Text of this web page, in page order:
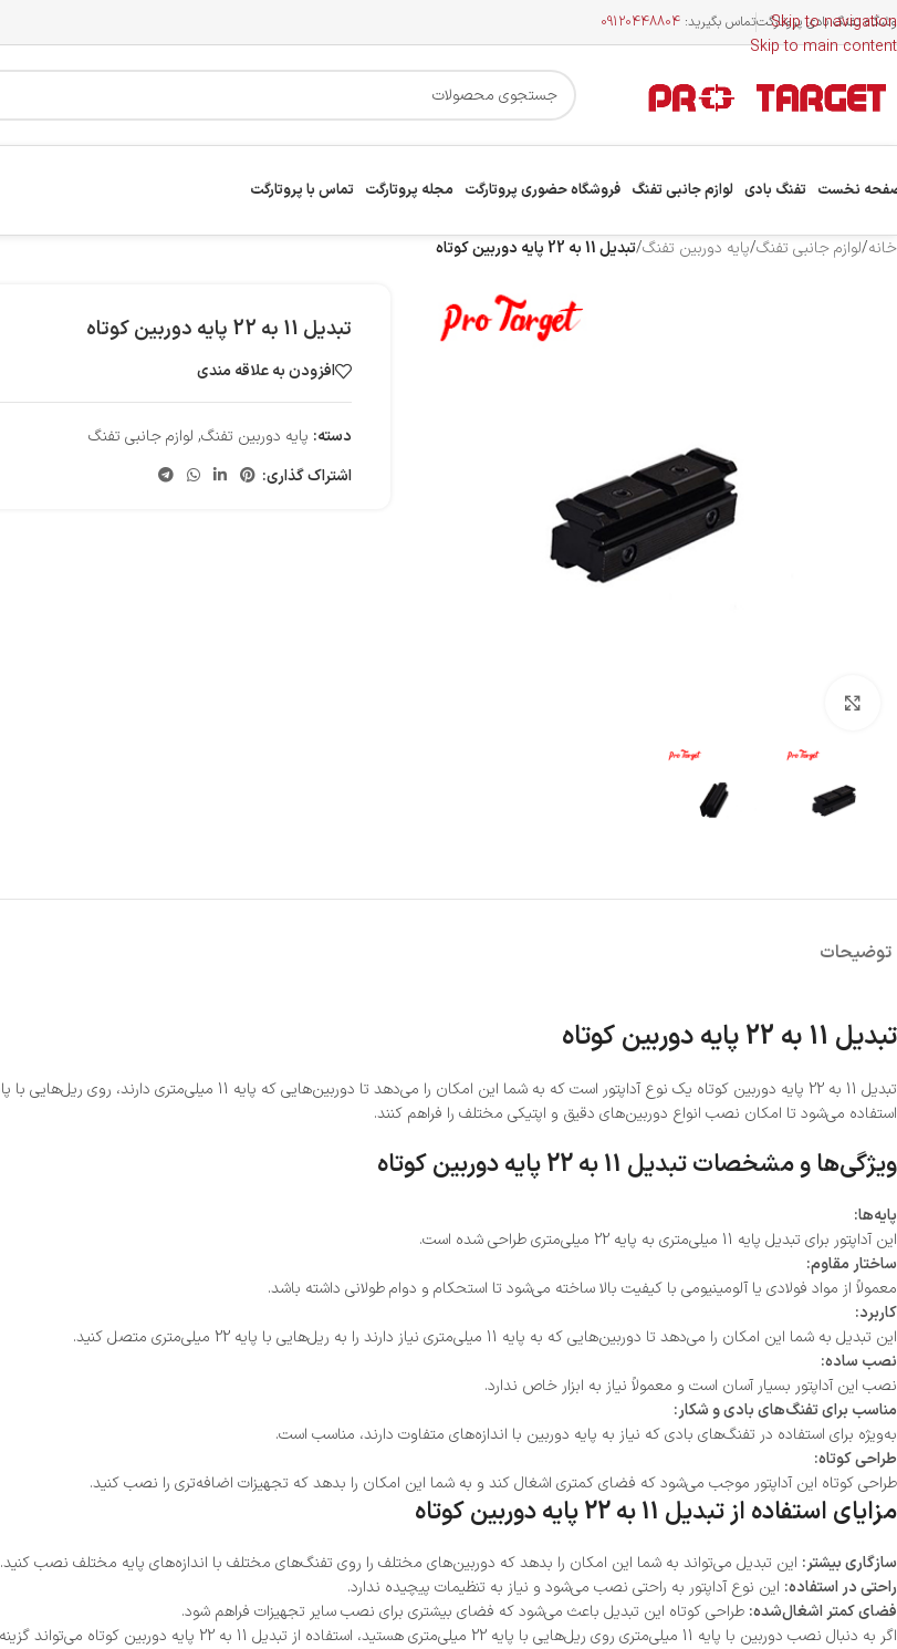
Skip to navigation
Skip to main content
تفنگ بادی پروتارگتتماس بگیرید: 09120448804
نخست تفنگ بادی لوازم جانبی تفنگ فروشگاه حضوری پروتارگت مجله پروتارگت تماس با پروتارگت
خانه/لوازم جانبی تفنگ/پایه دوربین تفنگ/تبدیل 11 به 22 پایه دوربین کوتاه
تبدیل 11 به 22 پایه دوربین کوتاه
افزودن به علاقه مندی
دسته: پایه دوربین تفنگ, لوازم جانبی تفنگ
اشتراک گذاری:
توضیحات
تبدیل 11 به 22 پایه دوربین کوتاه
استفاده می‌شود تا امکان نصب انواع دوربین‌های دقیق و اپتیکی مختلف را فراهم کنند.
ویژگی‌ها و مشخصات تبدیل 11 به 22 پایه دوربین کوتاه
پایه‌ها:
این آداپتور برای تبدیل پایه 11 میلی‌متری به پایه 22 میلی‌متری طراحی شده است.
ساختار مقاوم:
معمولاً از مواد فولادی یا آلومینیومی با کیفیت بالا ساخته می‌شود تا استحکام و دوام طولانی داشته باشد.
کاربرد:
این تبدیل به شما این امکان را می‌دهد تا دوربین‌هایی که به پایه 11 میلی‌متری نیاز دارند را به ریل‌هایی با پایه 22 میلی‌متری متصل کنید.
نصب ساده:
نصب این آداپتور بسیار آسان است و معمولاً نیاز به ابزار خاص ندارد.
مناسب برای تفنگ‌های بادی و شکار:
به‌ویژه برای استفاده در تفنگ‌های بادی که نیاز به پایه دوربین با اندازه‌های متفاوت دارند، مناسب است.
طراحی کوتاه:
طراحی کوتاه این آداپتور موجب می‌شود که فضای کمتری اشغال کند و به شما این امکان را بدهد که تجهیزات اضافه‌تری را نصب کنید.
مزایای استفاده از تبدیل 11 به 22 پایه دوربین کوتاه
سازگاری بیشتر: این تبدیل می‌تواند به شما این امکان را بدهد که دوربین‌های مختلف را روی تفنگ‌های مختلف با اندازه‌های پایه مختلف نصب کنید.
راحتی در استفاده: این نوع آداپتور به راحتی نصب می‌شود و نیاز به تنظیمات پیچیده ندارد.
فضای کمتر اشغال‌شده: طراحی کوتاه این تبدیل باعث می‌شود که فضای بیشتری برای نصب سایر تجهیزات فراهم شود.
اگر به دنبال نصب دوربین با پایه 11 میلی‌متری روی ریل‌هایی با پایه 22 میلی‌متری هستید، استفاده از تبدیل 11 به 22 پایه دوربین کوتاه می‌تواند گزینه‌ای بسیار مناسب باشد.